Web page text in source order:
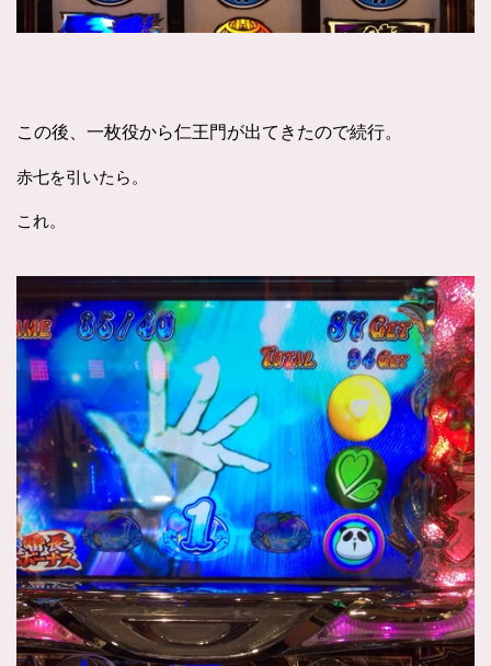
この後、一枚役から仁王門が出てきたので続行。
赤七を引いたら。
これ。